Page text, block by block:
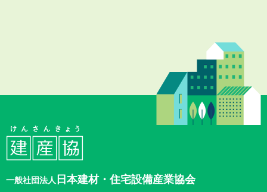
事務局業務一時休止のお知らせ（6月15日(月)午後）
6月15日（月）午後は、協会行事のため、以下の通り
大変ご不便をおかけしますが、ご理解賜りますようお
2026年6月15日（月） 11：45～終日
電話は留守番電話になります。
e-mail、FAXは受信できますが、対応は翌16日
一般社団法人 日本建材・住宅設備産業協会